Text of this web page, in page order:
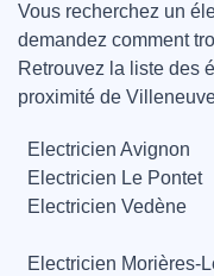
Vous recherchez un
demandez comment
Retrouvez la liste des
proximité de
Electricien Avignon
Electricien Le Pontet
Electricien Vedène
Electricien Morières-